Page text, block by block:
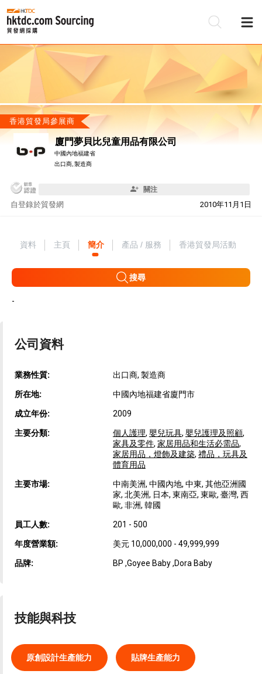
香港貿發局參展商
廈門夢貝比兒童用品有限公司
中國內地福建省
出口商, 製造商
關注
自 2010年11月1日
登錄於貿發網
資料 主頁 簡介 產品 / 服務 香港貿發局活動
搜尋
-
公司資料
業務性質: 出口商, 製造商
所在地: 中國內地福建省廈門市
成立年份: 2009
主要分類: 個人護理, 嬰兒玩具, 嬰兒護理及照顧,
家具及零件, 家居用品和生活必需品,
家居用品，燈飾及建築, 禮品，玩具及
體育用品
主要市場:
中南美洲, 中國內地, 中東, 其他亞洲國
家, 北美洲, 日本, 東南亞, 東歐, 臺灣, 西
歐, 非洲, 韓國
員工人數: 201 - 500
年度營業額: 美元 10,000,000 - 49,999,999
品牌: BP ,Goyee Baby ,Dora Baby
技能與科技
原創設計生產能力 貼牌生產能力